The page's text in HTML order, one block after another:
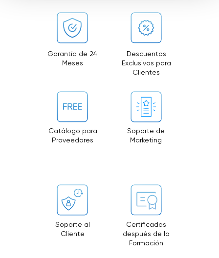
Catálogo para
Proveedores
Soporte de
Marketing
Garantía de 24
Meses
Descuentos
Exclusivos para
Clientes
Soporte al
Cliente
Certificados
después de la
Formación